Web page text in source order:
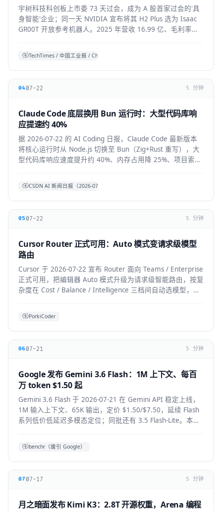
宇树科技科创板上市委 73 天过会，成为 A 股首家过会的'具
身智能'企业；同一天 NVIDIA 宣布将其 H2 Plus 选为 Isaac
GR00T 开放参考机器人。2025 年营收 16.99 亿、毛利率
TechTimes / 中国工业报 / China Daily 综合
0407-22 5 分钟
Claude Code 底层换用 Bun 运行时：大型代码库响
应提速约 40%
据 2026-07-22 的 AI Coding 日报，Claude Code 最新版本
将核心运行时从 Node.js 切换至 Bun（Zig+Rust 重写），大
型代码库响应速度提升约 40%、内存占用降 25%、项目索引
CSDN AI 新闻日报（2026-07-22）
05 07-22 5 分钟
Cursor Router 正式可用：Auto 模式变请求级模型
路由
Cursor 于 2026-07-22 宣布 Router 面向 Teams / Enterprise
正式可用，把编辑器 Auto 模式升级为请求级智能路由，按复
杂度在 Cost / Balance / Intelligence 三档间自动选模型，降
PorkiCoder
0607-21 5 分钟
Google 发布 Gemini 3.6 Flash：1M 上下文、每百
万 token $1.50 起
Gemini 3.6 Flash 于 2026-07-21 在 Gemini API 稳定上线，
1M 输入上下文、65K 输出，定价 $1.50/$7.50，延续 Flash
系列低价低延迟多模态定位；同批还有 3.5 Flash-Lite。本文
benchr（援引 Google）
07 07-17 5 分钟
月之暗面发布 Kimi K3：2.8T 开源权重，Arena 编程